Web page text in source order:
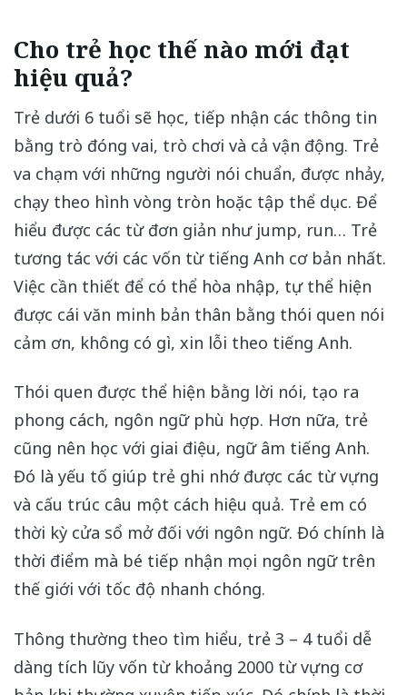
Cho trẻ học thế nào mới đạt
hiệu quả?
Trẻ dưới 6 tuổi sẽ học, tiếp nhận các thông tin
bằng trò đóng vai, trò chơi và cả vận động. Trẻ
va chạm với những người nói chuẩn, được nhảy,
chạy theo hình vòng tròn hoặc tập thể dục. Để
hiểu được các từ đơn giản như jump, run… Trẻ
tương tác với các vốn từ tiếng Anh cơ bản nhất.
Việc cần thiết để có thể hòa nhập, tự thể hiện
được cái văn minh bản thân bằng thói quen nói
cảm ơn, không có gì, xin lỗi theo tiếng Anh.
Thói quen được thể hiện bằng lời nói, tạo ra
phong cách, ngôn ngữ phù hợp. Hơn nữa, trẻ
cũng nên học với giai điệu, ngữ âm tiếng Anh.
Đó là yếu tố giúp trẻ ghi nhớ được các từ vựng
và cấu trúc câu một cách hiệu quả. Trẻ em có
thời kỳ cửa sổ mở đối với ngôn ngữ. Đó chính là
thời điểm mà bé tiếp nhận mọi ngôn ngữ trên
thế giới với tốc độ nhanh chóng.
Thông thường theo tìm hiểu, trẻ 3 – 4 tuổi dễ
dàng tích lũy vốn từ khoảng 2000 từ vựng cơ